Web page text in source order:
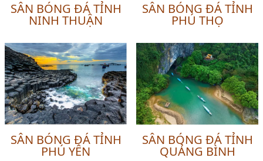
SÂN BÓNG ĐÁ TỈNH
NINH THUẬN
SÂN BÓNG ĐÁ TỈNH
PHÚ THỌ
SÂN BÓNG ĐÁ TỈNH
PHÚ YÊN
SÂN BÓNG ĐÁ TỈNH
QUẢNG BÌNH